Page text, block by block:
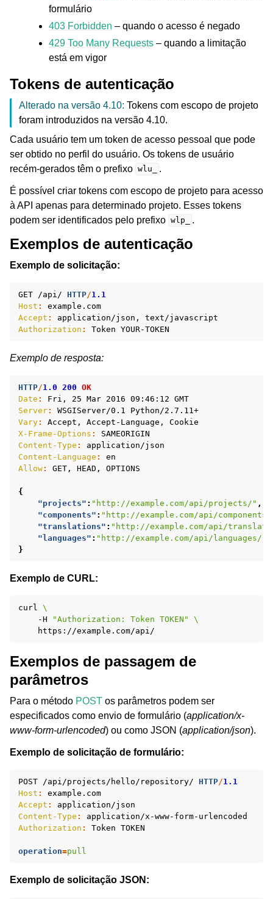
formulário
403 Forbidden – quando o acesso é negado
429 Too Many Requests – quando a limitação
está em vigor
Tokens de autenticação
Alterado na versão 4.10: Tokens com escopo de projeto
foram introduzidos na versão 4.10.
Cada usuário tem um token de acesso pessoal que pode
ser obtido no perfil do usuário. Os tokens de usuário
recém-gerados têm o prefixo wlu_ .
É possível criar tokens com escopo de projeto para acesso
à API apenas para determinado projeto. Esses tokens
podem ser identificados pelo prefixo wlp_ .
Exemplos de autenticação
Exemplo de solicitação:
GET /api/ HTTP/1.1
Host :
example.com
Accept :
application/json, text/javascript
Authorization : Token YOUR-TOKEN
Exemplo de resposta:
HTTP/1.0 200 OK
Date :
Fri, 25 Mar 2016 09:46:12 GMT
Server:
WSGIServer/0.1 Python/2.7.11+
Vary:
Accept, Accept-Language, Cookie
X-Frame-Options :
SAMEORIGIN
Content-Type :
application/json
Content-Language :
en
Allow: GET, HEAD, OPTIONS
{
"projects" : "http://example.com/api/projects/" ,
"components" : "http://example.com/api/
"translations" : "http://example.com/api/
"languages" : "http://example.com/api/languages/"
}
Exemplo de CURL:
curl
\
-H
"Authorization: Token TOKEN"
\
Exemplos de passagem de
parâmetros
Para o método POST os parâmetros podem ser
especificados como envio de formulário (application/x-
www-form-urlencoded) ou como JSON (application/json).
Exemplo de solicitação de formulário:
POST /api/projects/hello/repository/ HTTP/1.1
Host :
example.com
Accept :
application/json
Content-Type :
application/x-www-form-urlencoded
Authorization : Token TOKEN
operation=pull
Exemplo de solicitação JSON: